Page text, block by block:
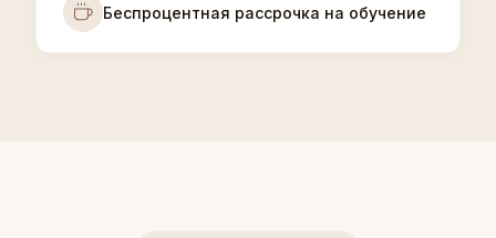
Беспроцентная рассрочка на обучение